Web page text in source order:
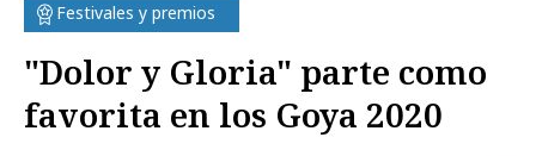
Festivales y premios
"Dolor y Gloria" parte como
favorita en los Goya 2020